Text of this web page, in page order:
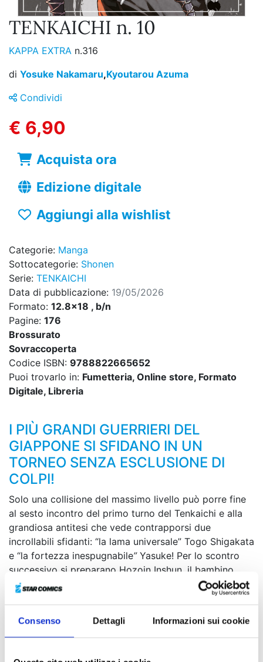
Consenso Dettagli Informazioni sui cookie
TENKAICHI n. 10
KAPPA EXTRA n.316
di Yosuke Nakamaru,Kyoutarou Azuma
Condividi
€ 6,90
Acquista ora
Edizione digitale
Aggiungi alla wishlist
Categorie: Manga
Sottocategorie: Shonen
Serie: TENKAICHI
Data di pubblicazione: 19/05/2026
Formato: 12.8x18 , b/n
Pagine: 176
Brossurato
Sovraccoperta
Codice ISBN: 9788822665652
Puoi trovarlo in: Fumetteria, Online store, Formato
Digitale, Libreria
I PIÙ GRANDI GUERRIERI DEL
GIAPPONE SI SFIDANO IN UN
TORNEO SENZA ESCLUSIONE DI
COLPI!
Solo una collisione del massimo livello può porre fine
al sesto incontro del primo turno del Tenkaichi e alla
grandiosa antitesi che vede contrapporsi due
incrollabili sfidanti: “la lama universale” Togo Shigakata
e “la fortezza inespugnabile” Yasuke! Per lo scontro
successivo si preparano Hozoin Inshun, il bambino
prodigio che a soli undici anni può vantarsi di portare
il nome della più forte scuola di guerrieri specializzati
come esito di un’instancabile ricerca della “verità”, può
permettersi di combattere tenendo le spade nel